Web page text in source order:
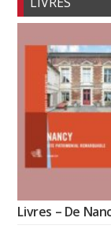
Livres – De